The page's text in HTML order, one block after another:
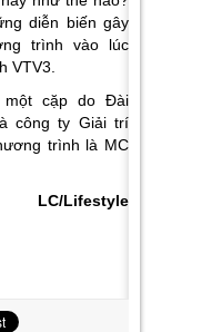
diễn biến gây
trình vào lúc
VTV3.
một cặp do Đài
công ty Giải trí
trình là MC
LC/Lifestyle